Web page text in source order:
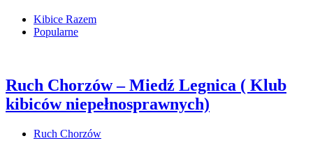
Kibice Razem
Popularne
Ruch Chorzów – Miedź Legnica ( Klub
kibiców niepełnosprawnych)
Ruch Chorzów